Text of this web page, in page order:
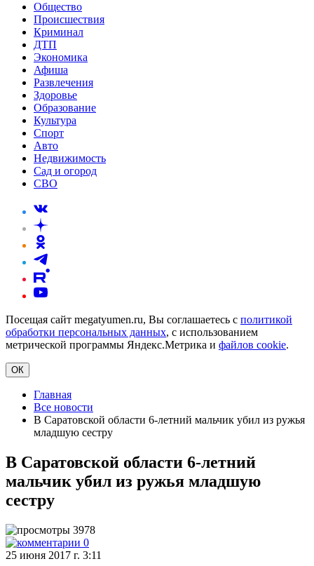
Общество
Происшествия
Криминал
ДТП
Экономика
Афиша
Развлечения
Здоровье
Образование
Культура
Спорт
Авто
Недвижимость
Сад и огород
СВО
Посещая сайт megatyumen.ru, Вы соглашаетесь с политикой
обработки персональных данных, с использованием
метрической программы Яндекс.Метрика и файлов cookie.
ОК
Главная
Все новости
В Саратовской области 6-летний мальчик убил из ружья
младшую сестру
В Саратовской области 6-летний
мальчик убил из ружья младшую
сестру
3978
0
25 июня 2017 г. 3:11